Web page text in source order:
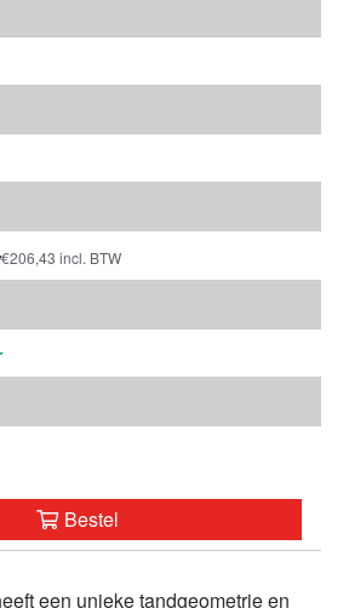
€206,43 incl. BTW
Bestel
een unieke tandgeometrie en